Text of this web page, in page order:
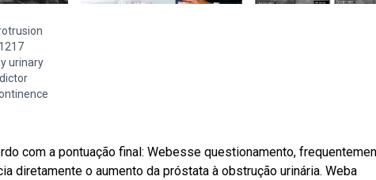
urinary
com a pontuação final: Webesse questionamento,
diretamente o aumento da próstata à obstrução urinária. Weba